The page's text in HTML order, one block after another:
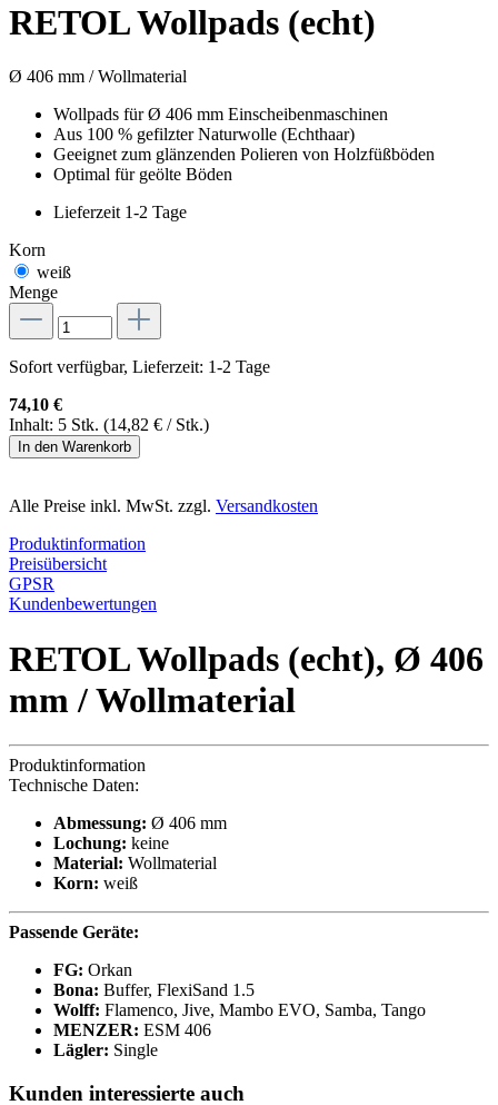
RETOL Wollpads (echt)
Ø 406 mm / Wollmaterial
Wollpads für Ø 406 mm Einscheibenmaschinen
Aus 100 % gefilzter Naturwolle (Echthaar)
Geeignet zum glänzenden Polieren von Holzfüßböden
Optimal für geölte Böden
Lieferzeit 1-2 Tage
Korn
weiß
Menge
Sofort verfügbar, Lieferzeit: 1-2 Tage
74,10 €
Inhalt: 5 Stk. (14,82 € / Stk.)
In den Warenkorb
Alle Preise inkl. MwSt. zzgl. Versandkosten
Produktinformation
Preisübersicht
GPSR
Kundenbewertungen
RETOL Wollpads (echt), Ø 406
mm / Wollmaterial
Produktinformation
Technische Daten:
Abmessung: Ø 406 mm
Lochung: keine
Material: Wollmaterial
Korn: weiß
Passende Geräte:
FG: Orkan
Bona: Buffer, FlexiSand 1.5
Wolff: Flamenco, Jive, Mambo EVO, Samba, Tango
MENZER: ESM 406
Lägler: Single
Kunden interessierte auch